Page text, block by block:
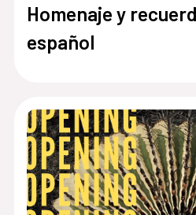
Homenaje y
español